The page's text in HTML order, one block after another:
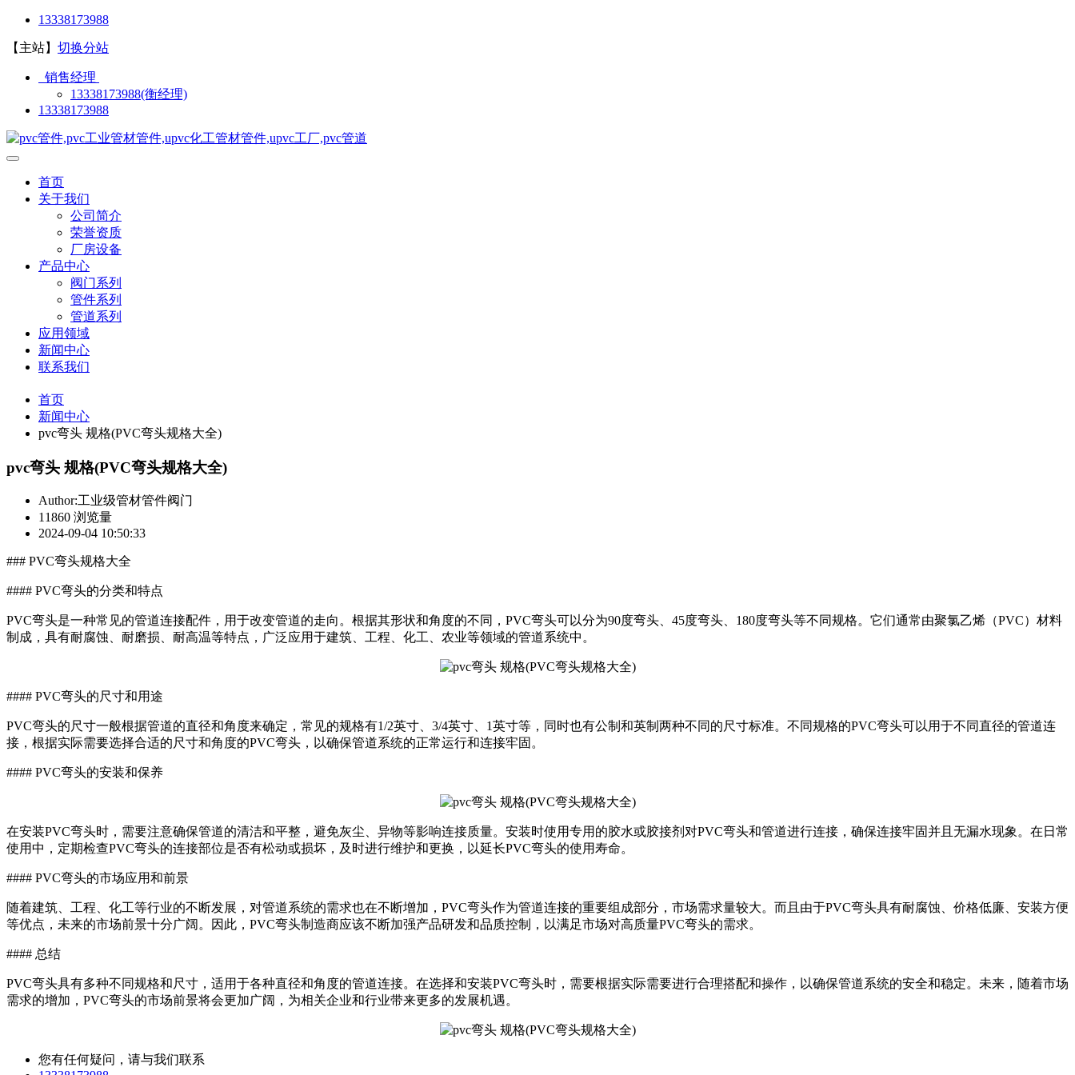
13338173988
【主站】 切换分站
销售经理
13338173988(衡经理)
13338173988
首页
关于我们
公司简介
荣誉资质
厂房设备
产品中心
阀门系列
管件系列
管道系列
应用领域
新闻中心
联系我们
首页
新闻中心
pvc弯头 规格(PVC弯头规格大全)
pvc弯头 规格(PVC弯头规格大全)
Author:工业级管材管件阀门
11860 浏览量
2024-09-04 10:50:33
### PVC弯头规格大全
#### PVC弯头的分类和特点
PVC弯头是一种常见的管道连接配件，用于改变管道的走向。根据其形状和角度的不同，PVC弯头可以分为90度弯头、45度弯头、180度弯头等不同规格。它们通常由聚氯乙烯（PVC）材料
制成，具有耐腐蚀、耐磨损、耐高温等特点，广泛应用于建筑、工程、化工、农业等领域的管道系统中。
#### PVC弯头的尺寸和用途
PVC弯头的尺寸一般根据管道的直径和角度来确定，常见的规格有1/2英寸、3/4英寸、1英寸等，同时也有公制和英制两种不同的尺寸标准。不同规格的PVC弯头可以用于不同直径的管道连
接，根据实际需要选择合适的尺寸和角度的PVC弯头，以确保管道系统的正常运行和连接牢固。
#### PVC弯头的安装和保养
在安装PVC弯头时，需要注意确保管道的清洁和平整，避免灰尘、异物等影响连接质量。安装时使用专用的胶水或胶接剂对PVC弯头和管道进行连接，确保连接牢固并且无漏水现象。在日常
使用中，定期检查PVC弯头的连接部位是否有松动或损坏，及时进行维护和更换，以延长PVC弯头的使用寿命。
#### PVC弯头的市场应用和前景
随着建筑、工程、化工等行业的不断发展，对管道系统的需求也在不断增加，PVC弯头作为管道连接的重要组成部分，市场需求量较大。而且由于PVC弯头具有耐腐蚀、价格低廉、安装方便
等优点，未来的市场前景十分广阔。因此，PVC弯头制造商应该不断加强产品研发和品质控制，以满足市场对高质量PVC弯头的需求。
#### 总结
PVC弯头具有多种不同规格和尺寸，适用于各种直径和角度的管道连接。在选择和安装PVC弯头时，需要根据实际需要进行合理搭配和操作，以确保管道系统的安全和稳定。未来，随着市场
需求的增加，PVC弯头的市场前景将会更加广阔，为相关企业和行业带来更多的发展机遇。
您有任何疑问，请与我们联系